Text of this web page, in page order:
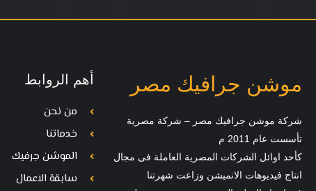
موشن جرافيك مصر
شركة موشن جرافيك مصر – شركة مصرية
تأسست عام 2011 م
كأحد اوائل الشركات المصرية العاملة فى مجال
انتاج فيديوهات الانميشن وزاعت شهرتنا
أهم الروابط
من نحن
خدماتنا
الموشن جرفيك
سابقة الاعمال